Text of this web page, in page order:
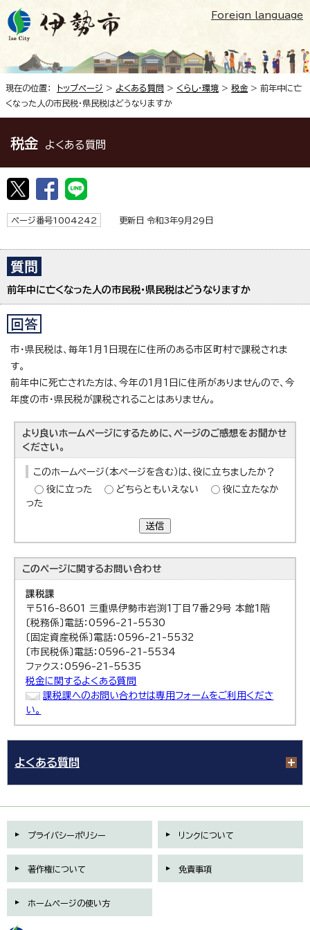
Foreign language
現在の位置： トップページ > よくある質問 > くらし・環境 > 税金> 前年中に亡
くなった人の市民税・県民税はどうなりますか
税金 よくある質問
ページ番号1004242 更新日 令和3年9月29日
前年中に亡くなった人の市民税・県民税はどうなりますか
市・県民税は、毎年1月1日現在に住所のある市区町村で課税されま
す。
前年中に死亡された方は、今年の1月1日に住所がありませんので、今
年度の市・県民税が課税されることはありません。
より良いホームページにするために、ページのご感想をお聞かせ
ください。
このホームページ（本ページを含む）は、役に立ちましたか？
役に立った
どちらともいえない
役に立たなか
った
送信
このページに関するお問い合わせ
課税課
〒516-8601 三重県伊勢市岩渕1丁目7番29号 本館1階
〔税務係〕電話：0596-21-5530
〔固定資産税係〕電話：0596-21-5532
〔市民税係〕電話：0596-21-5534
ファクス：0596-21-5535
税金に関するよくある質問
課税課へのお問い合わせは専用フォームをご利用くださ
い。
よくある質問
プライバシーポリシー リンクについて
著作権について 免責事項
ホームページの使い方